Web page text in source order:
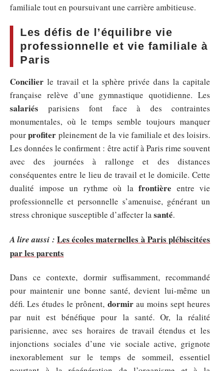
familiale tout en poursuivant une carrière ambitieuse.
Les défis de l’équilibre vie
professionnelle et vie familiale à
Paris
Concilier le travail et la sphère privée dans la capitale
française relève d’une gymnastique quotidienne. Les
salariés parisiens font face à des contraintes
monumentales, où le temps semble toujours manquer
pourprofiter pleinement de la vie familiale et des loisirs.
Les données le confirment : être actif à Paris rime souvent
avec des journées à rallonge et des distances
conséquentes entre le lieu de travail et le domicile. Cette
dualité impose un rythme où la frontière entre vie
professionnelle et personnelle s’amenuise, générant un
stress chronique susceptible d’affecter lasanté.
A lire aussi : Les écoles maternelles à Paris plébiscitées
par les parents
Dans ce contexte, dormir suffisamment, recommandé
pour maintenir une bonne santé, devient lui-même un
défi. Les études le prônent, dormirau moins sept heures
par nuit est bénéfique pour la santé. Or, la réalité
parisienne, avec ses horaires de travail étendus et les
injonctions sociales d’une vie sociale active, grignote
inexorablement sur le temps de sommeil, essentiel